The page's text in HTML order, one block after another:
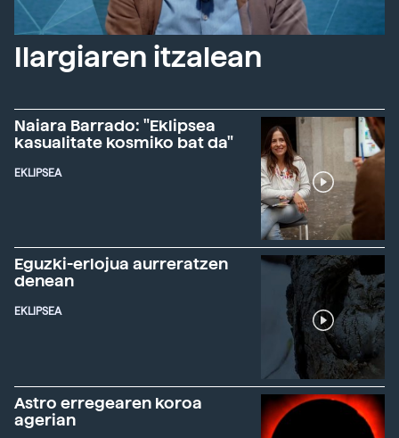
Ilargiaren itzalean
Naiara Barrado: "Eklipsea
kasualitate kosmiko bat da"
EKLIPSEA
Eguzki-erlojua aurreratzen
denean
EKLIPSEA
Astro erregearen koroa
agerian